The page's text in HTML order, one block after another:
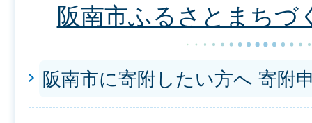
阪南市ふるさとまちづ
阪南市に寄附したい方へ 寄附